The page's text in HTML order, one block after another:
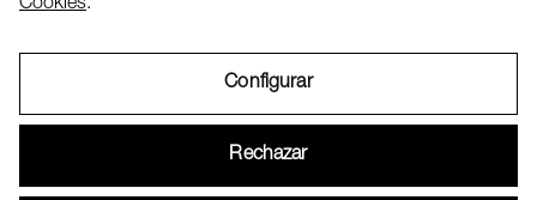
Cookies.
Configurar
Rechazar
Política de Privacidad y Cookies